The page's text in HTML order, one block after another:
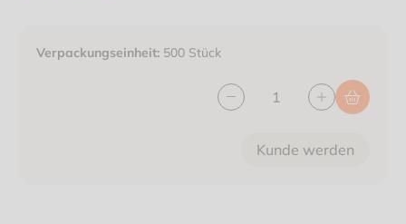
Verpackungseinheit: 500 Stück
Kunde werden